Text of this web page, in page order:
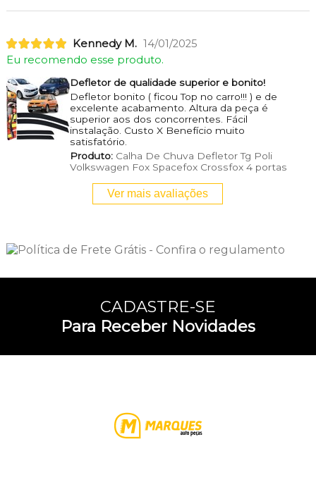
Kennedy M. 14/01/2025
Eu recomendo esse produto.
Defletor de qualidade superior e bonito!
Defletor bonito ( ficou Top no carro!!! ) e de
excelente acabamento. Altura da peça é
superior aos dos concorrentes. Fácil
instalação. Custo X Benefício muito
satisfatório.
Produto:Calha De Chuva Defletor Tg Poli
Volkswagen Fox Spacefox Crossfox 4 portas
Ver mais avaliações
CADASTRE-SE
Para Receber Novidades